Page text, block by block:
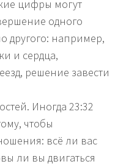
цифры могут
одного
другого: например,
и сердца,
решение завести
Иногда 23:32
чтобы
всё ли вас
ли вы двигаться